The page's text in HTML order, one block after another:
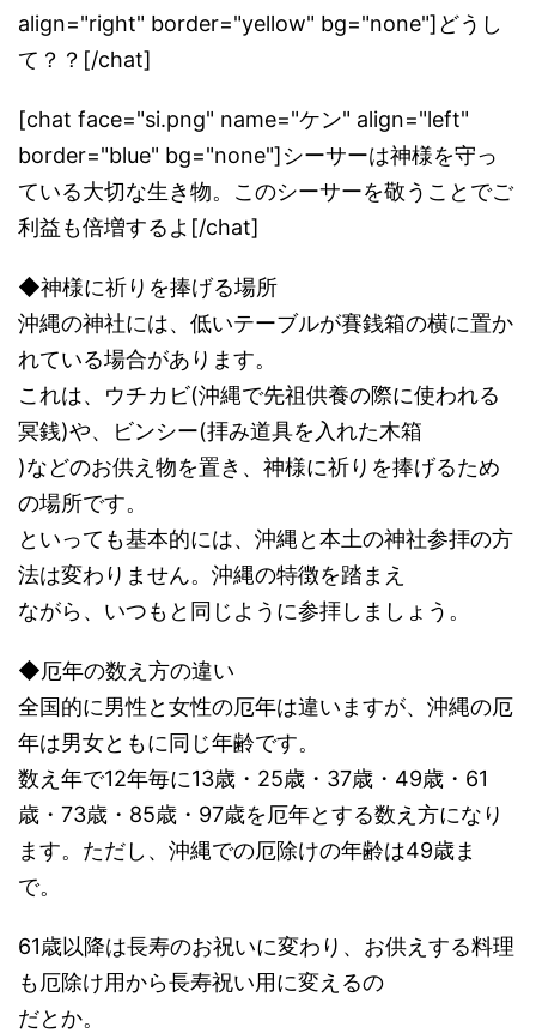
align="right" border="yellow" bg="none"]どうし
て？？[/chat]
[chat face="si.png" name="ケン" align="left"
border="blue" bg="none"]シーサーは神様を守っ
ている大切な生き物。このシーサーを敬うことでご
利益も倍増するよ[/chat]
◆神様に祈りを捧げる場所
沖縄の神社には、低いテーブルが賽銭箱の横に置か
れている場合があります。
これは、ウチカビ(沖縄で先祖供養の際に使われる
冥銭)や、ビンシー(拝み道具を入れた木箱
)などのお供え物を置き、神様に祈りを捧げるため
の場所です。
といっても基本的には、沖縄と本土の神社参拝の方
法は変わりません。沖縄の特徴を踏まえ
ながら、いつもと同じように参拝しましょう。
◆厄年の数え方の違い
全国的に男性と女性の厄年は違いますが、沖縄の厄
年は男女ともに同じ年齢です。
数え年で12年毎に13歳・25歳・37歳・49歳・61
歳・73歳・85歳・97歳を厄年とする数え方になり
ます。ただし、沖縄での厄除けの年齢は49歳ま
で。
61歳以降は長寿のお祝いに変わり、お供えする料理
も厄除け用から長寿祝い用に変えるの
だとか。